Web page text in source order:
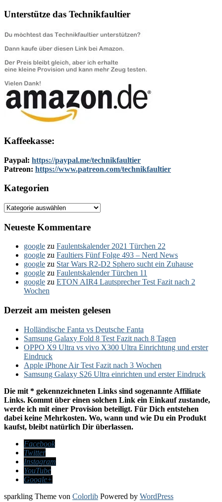
Unterstütze das Technikfaultier
Kaffeekasse:
Paypal: https://paypal.me/technikfaultier
Patreon: https://www.patreon.com/technikfaultier
Kategorien
Kategorien
Neueste Kommentare
google zu Faulentskalender 2021 Türchen 22
google zu Faultiers Fünf Folge 493 – Nerd News
google zu Star Wars R2-D2 Sphero sucht ein Zuhause
google zu Faulentskalender Türchen 11
google zu ETON AIR4 Lautsprecher Test Fazit nach 2
Wochen
Derzeit am meisten gelesen
Holländische Fanta vs Deutsche Fanta
Samsung Galaxy Fold 8 Test Fazit nach 8 Tagen
OPPO X9 Ultra vs vivo X300 Ultra Einrichtung und erster
Eindruck
Apple iPhone Air Test Fazit nach 3 Wochen
Samsung Galaxy S26 Ultra einrichten und erster Eindruck
Die mit * gekennzeichneten Links sind sogenannte Affiliate
Links. Kommt über einen solchen Link ein Einkauf zustande,
werde ich mit einer Provision beteiligt. Für Dich entstehen
dabei keine Mehrkosten. Wo, wann und wie Du ein Produkt
kaufst, bleibt natürlich Dir überlassen.
Facebook
Twitter
Instagram
YouTube
Google+
sparkling Theme von Colorlib Powered by WordPress